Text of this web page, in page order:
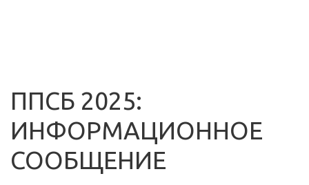
ППСБ 2025:
ИНФОРМАЦИОННОЕ
СООБЩЕНИЕ